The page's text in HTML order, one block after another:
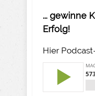
... gewinne
Erfolg!
Hier